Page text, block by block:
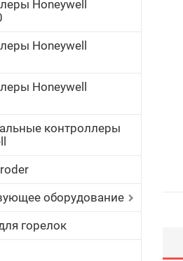
Honeywell
Honeywell
Honeywell
контроллеры
оборудование
горелок